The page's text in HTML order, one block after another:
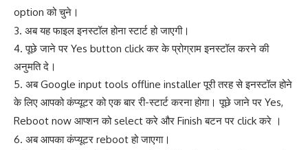
option को चुने ।
3. अब यह फाइल इनस्टॉल होना स्टार्ट हो जाएगी।
4. पूछे जाने पर Yes button click कर के प्रोग्राम इनस्टॉल करने की
अनुमति दे ।
5. अब Google input tools offline installer पूरी तरह से इनस्टॉल होने
के लिए आपको कंप्यूटर को एक बार री-स्टार्ट करना होगा।पूछे जाने पर Yes,
Reboot now आप्शन को select करे और Finish बटन पर click करे ।
6. अब आपका कंप्यूटर reboot हो जाएगा।